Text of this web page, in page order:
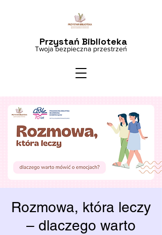
Twoja bezpieczna przestrzeń
Przystań Biblioteka
Rozmowa, która leczy
– dlaczego warto